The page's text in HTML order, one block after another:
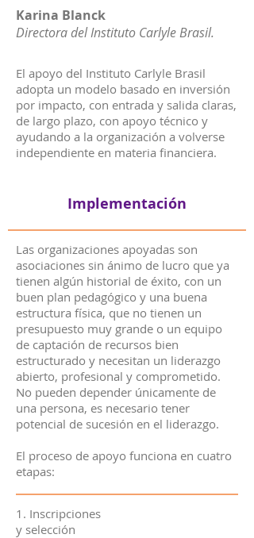
Karina Blanck
Directora del Instituto Carlyle Brasil.
El apoyo del Instituto Carlyle Brasil
adopta un modelo basado en inversión
por impacto, con entrada y salida claras,
de largo plazo, con apoyo técnico y
ayudando a la organización a volverse
independiente en materia financiera.
Implementación
Las organizaciones apoyadas son
asociaciones sin ánimo de lucro que ya
tienen algún historial de éxito, con un
buen plan pedagógico y una buena
estructura física, que no tienen un
presupuesto muy grande o un equipo
de captación de recursos bien
estructurado y necesitan un liderazgo
abierto, profesional y comprometido.
No pueden depender únicamente de
una persona, es necesario tener
potencial de sucesión en el liderazgo.
El proceso de apoyo funciona en cuatro
etapas:
1. Inscripciones
y selección